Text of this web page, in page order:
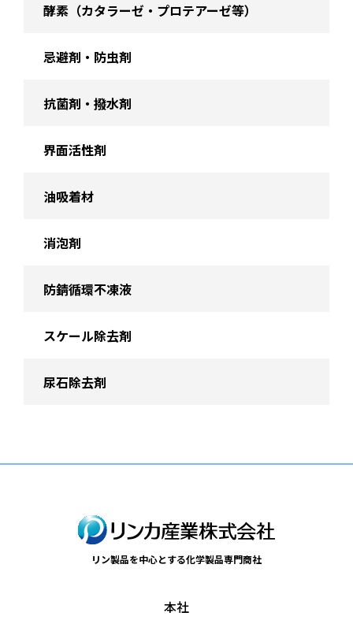
酵素（カタラーゼ・プロテアーゼ等）
忌避剤・防虫剤
抗菌剤・撥水剤
界面活性剤
油吸着材
消泡剤
防錆循環不凍液
スケール除去剤
尿石除去剤
リン製品を中心とする化学製品専門商社
本社